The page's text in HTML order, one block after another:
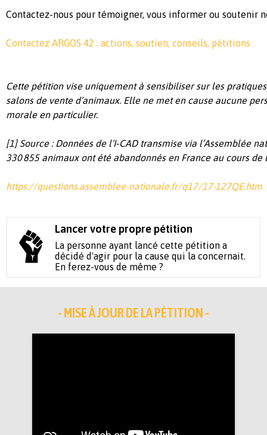
Contactez-nous pour témoigner, vous informer ou soutenir
Contactez ARGOS 42 : actions, soutien, conseils, pétitions
Cette pétition vise uniquement à sensibiliser sur les
salons de vente d’animaux. Elle ne met en cause aucune
morale en particulier.
[1] Source : Données de l’I‑CAD transmise via l’Assemblée
330 855 animaux ont été abandonnés en France au cours de
https://questions.assemblee-nationale.fr/q17/17-127QE.htm
Lancer votre propre pétition
La personne ayant lancé cette pétition a
décidé d'agir pour la cause qui la concernait.
En ferez-vous de même ?
- MISE À JOUR DE LA PÉTITION -